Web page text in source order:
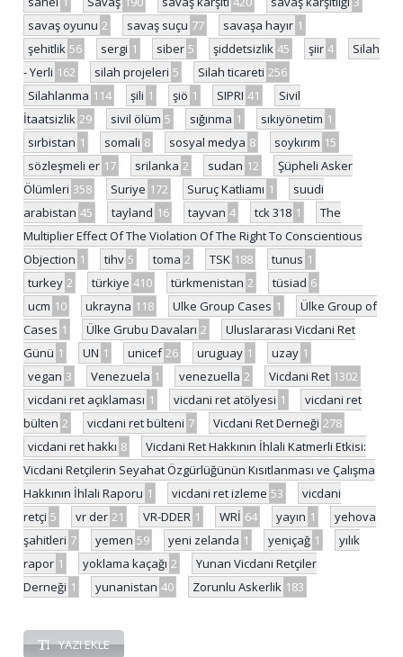
savaş oyunu 2 savaş suçu 77 savaşa hayır 1
şehitlik 56 sergi 1 siber 5 şiddetsizlik 45 şiir 4
Silah
- Yerli 162 silah projeleri 5 Silah ticareti 256
Silahlanma 114 şili 1 şiö 1 SIPRI 41
Sivil
İtaatsizlik 29 sivil ölüm 5 sığınma 1 sıkıyönetim 1
sırbistan 1 somali 8 sosyal medya 8 soykırım 15
sözleşmeli er 17 srilanka 2 sudan 12
Şüpheli Asker
Ölümleri 358 Suriye 172 Suruç Katliamı 1
suudi
arabistan 45 tayland 16 tayvan 4 tck 318 1
The
Multiplier Effect Of The Violation Of The Right To Conscientious
Objection 1 tihv 5 toma 2 TSK 188 tunus 1
turkey 2 türkiye 410 türkmenistan 2 tüsiad 6
ucm 10 ukrayna 118 Ulke Group Cases 1
Ülke Group of
Cases 1 Ülke Grubu Davaları 2
Uluslararası Vicdani Ret
Günü 1 UN 1 unicef 26 uruguay 1 uzay 1
vegan 3 Venezuela 1 venezuella 2 Vicdani Ret 1302
vicdani ret açıklaması 1 vicdani ret atölyesi 1
vicdani ret
bülten 2 vicdani ret bülteni 7 Vicdani Ret Derneği 278
vicdani ret hakkı 8
Vicdani Ret Hakkının İhlali Katmerli Etkisi:
Vicdani Retçilerin Seyahat Özgürlüğünün Kısıtlanması ve Çalışma
Hakkının İhlali Raporu 1 vicdani ret izleme 53
vicdani
retçi 5 vr der 21 VR-DDER 1 WRİ 64 yayın 1
yehova
şahitleri 7 yemen 59 yeni zelanda 1 yeniçağ 1
yılık
rapor 1 yoklama kaçağı 2
Yunan Vicdani Retçiler
Derneği 1 yunanistan 40 Zorunlu Askerlik 183
YAZI EKLE